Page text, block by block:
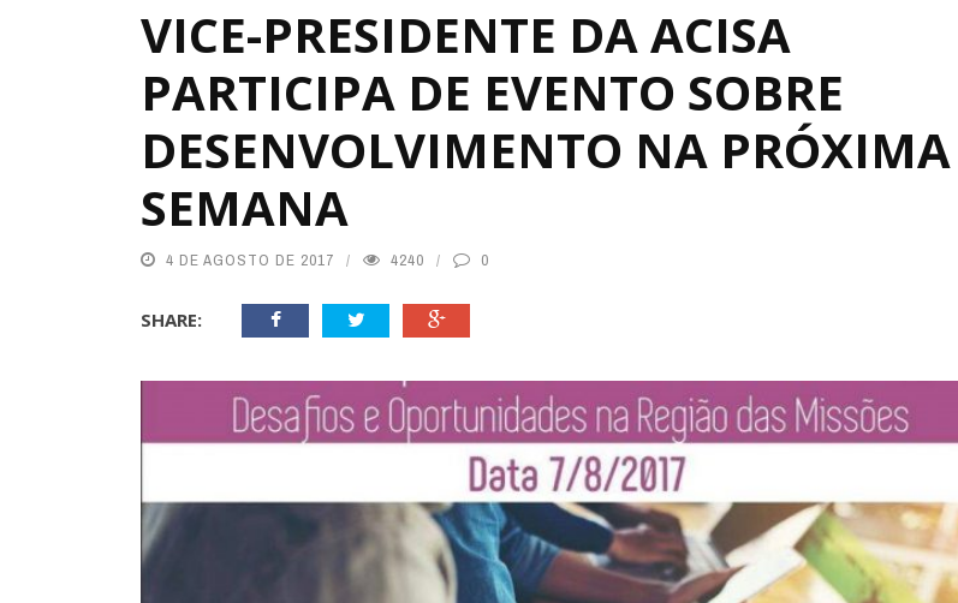
VICE-PRESIDENTE DA ACISA
PARTICIPA DE EVENTO SOBRE
DESENVOLVIMENTO NA PRÓXIMA
SEMANA
4 DE AGOSTO DE 2017 4240 0
SHARE: